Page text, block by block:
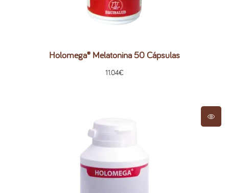
Holomega® Melatonina 50 Cápsulas
11.04€